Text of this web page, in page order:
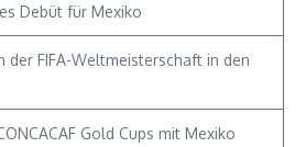
Debüt für Mexiko
der FIFA-Weltmeisterschaft in den
Gold Cups mit Mexiko